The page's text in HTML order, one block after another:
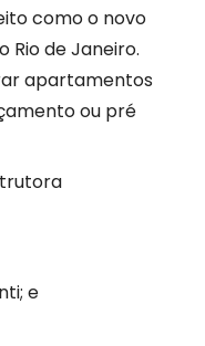
como o novo
Rio de Janeiro.
apartamentos
ou pré
e